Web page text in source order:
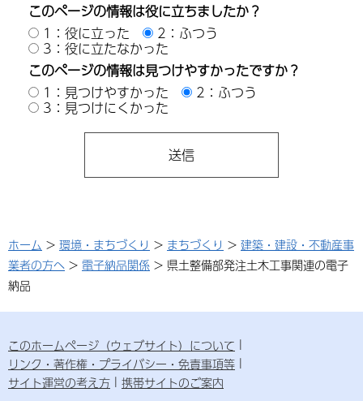
このページの情報は役に立ちましたか？
1：役に立った
2：ふつう
3：役に立たなかった
このページの情報は見つけやすかったですか？
1：見つけやすかった
2：ふつう
3：見つけにくかった
ホーム > 環境・まちづくり > まちづくり > 建築・建設・不動産事
業者の方へ > 電子納品関係 > 県土整備部発注土木工事関連の電子
納品
このホームページ（ウェブサイト）について
リンク・著作権・プライバシー・免責事項等
サイト運営の考え方
携帯サイトのご案内